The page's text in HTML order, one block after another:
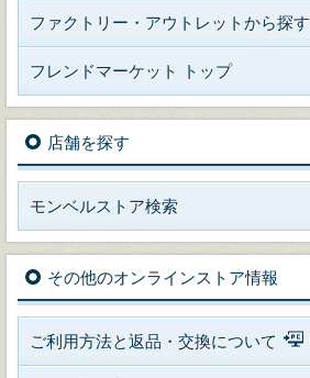
ファクトリー・アウトレットから探す
フレンドマーケット トップ
店舗を探す
モンベルストア検索
その他のオンラインストア情報
ご利用方法と返品・交換について